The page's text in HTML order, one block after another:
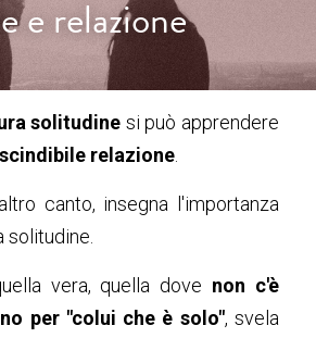
e relazione
solitudine si può apprendere
relazione
canto, insegna l'importanza
solitudine.
vera, quella dove non c'è
per "colui che è solo", svela